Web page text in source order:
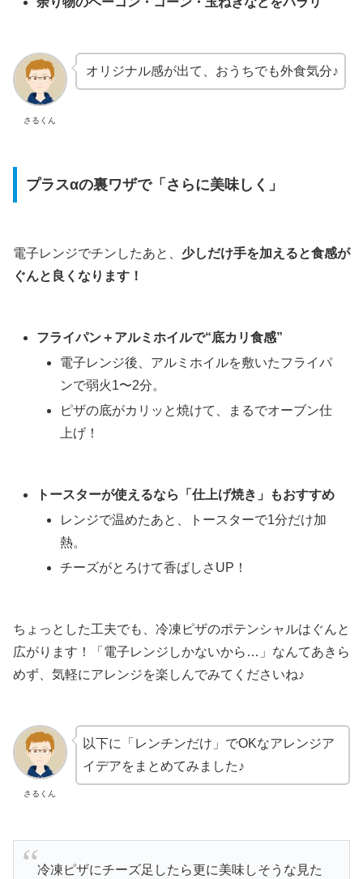
さるくん
オリジナル感が出て、おうちでも外食気分♪
プラスαの裏ワザで「さらに美味しく」
電子レンジでチンしたあと、 少しだけ手を加えると食感が
ぐんと良くなります！
フライパン＋アルミホイルで“底カリ食感”
電子レンジ後、アルミホイルを敷いたフライパ
ンで弱火1〜2分。
ピザの底がカリッと焼けて、まるでオーブン仕
上げ！
トースターが使えるなら「仕上げ焼き」もおすすめ
レンジで温めたあと、トースターで1分だけ加
熱。
チーズがとろけて香ばしさUP！
ちょっとした工夫でも、冷凍ピザのポテンシャルはぐんと
広がります！「電子レンジしかないから…」なんてあきら
めず、気軽にアレンジを楽しんでみてくださいね♪
さるくん
以下に「レンチンだけ」でOKなアレンジア
イデアをまとめてみました♪
冷凍ピザにチーズ足したら更に美味しそうな見た